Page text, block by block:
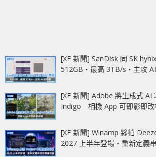
[XF 新聞] SanDisk 同 SK
512GB‧最高 3TB/s‧主攻
[XF 新聞] Adobe 將生成式 AI
Indigo 相機 App 可即影即改
[XF 新聞] Winamp 夥拍
2027 上半年登場‧重新定義